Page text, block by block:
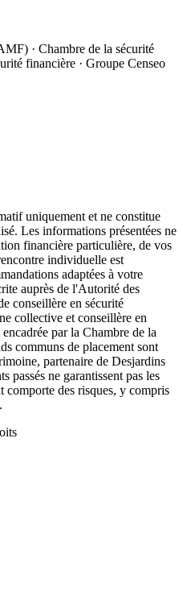
· Chambre de la sécurité
financière · Groupe Censeo
uniquement et ne constitue
Les informations présentées ne
financière particulière, de vos
individuelle est
adaptées à votre
auprès de l'Autorité des
conseillère en sécurité
collective et conseillère en
par la Chambre de la
communs de placement sont
partenaire de Desjardins
passés ne garantissent pas les
comporte des risques, y compris